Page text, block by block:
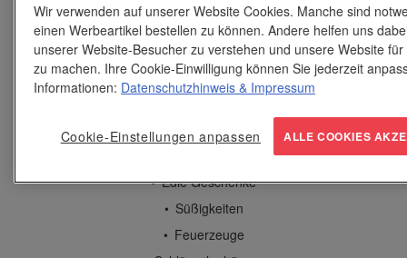
Werbeartikel
Geschenke
Spiel und Spaß
Edle Geschenke
Süßigkeiten
Feuerzeuge
Wir verwenden auf unserer Website Cookies. Manche sind
einen Werbeartikel bestellen zu können. Andere helfen uns
unserer Website-Besucher zu verstehen und unsere Website
zu machen. Ihre Cookie-Einwilligung können Sie jederzeit
Informationen: Datenschutzhinweis & Impressum
Cookie-Einstellungen anpassen ALLE COOKIES